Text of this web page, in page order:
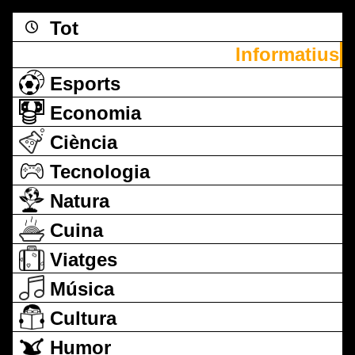
Tot
Informatius
Esports
Economia
Ciència
Tecnologia
Natura
Cuina
Viatges
Música
Cultura
Humor